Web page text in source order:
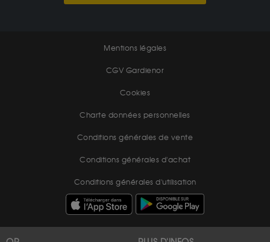
Mentions légales
CGV Gardienor
Cookies
Charte données personnelles
Conditions générales de vente
Conditions générales d'achat
Conditions générales d'utilisation